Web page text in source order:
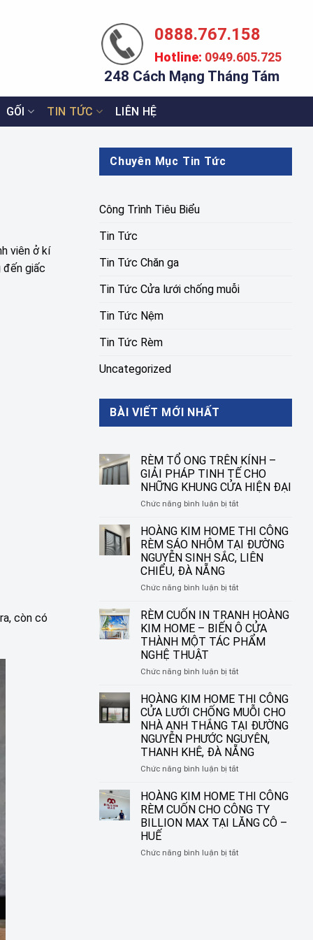
0888.767.158
Hotline: 0949.605.725
248 Cách Mạng Tháng Tám
GỐI TIN TỨC LIÊN HỆ
viên ở kí
đến giấc
còn có
Chuyên Mục Tin Tức
Công Trình Tiêu Biểu
Tin Tức
Tin Tức Chăn ga
Tin Tức Cửa lưới chống muỗi
Tin Tức Nệm
Tin Tức Rèm
Uncategorized
BÀI VIẾT MỚI NHẤT
RÈM TỔ ONG TRÊN KÍNH –
GIẢI PHÁP TINH TẾ CHO
NHỮNG KHUNG CỬA HIỆN ĐẠI
Chức năng bình luận bị tắtở
TỔ
ONG
TRÊN
KÍNH
GIẢI
TINH
TẾ
CHO
NHỮNG
CỬA
ĐẠI
HOÀNG KIM HOME THI CÔNG
RÈM SÁO NHÔM TẠI ĐƯỜNG
NGUYỄN SINH SẮC, LIÊN
CHIỂU, ĐÀ NẴNG
Chức năng bình luận bị tắtở
KIM
HOME
THI
CÔNG
SÁO
TẠI
ĐƯỜNG
NGUYỄN
SINH
SẮC,
LIÊN
CHIỂU,
RÈM CUỐN IN TRANH HOÀNG
KIM HOME – BIẾN Ô CỬA
THÀNH MỘT TÁC PHẨM
NGHỆ THUẬT
Chức năng bình luận bị tắtở
CUỐN
IN
TRANH
HOÀNG
KIM
HOME
–
Ô
CỬA
THÀNH
MỘT
PHẨM
HOÀNG KIM HOME THI CÔNG
CỬA LƯỚI CHỐNG MUỖI CHO
NHÀ ANH THẮNG TẠI ĐƯỜNG
NGUYỄN PHƯỚC NGUYÊN,
THANH KHÊ, ĐÀ NẴNG
Chức năng bình luận bị tắtở
KIM
HOME
THI
CÔNG
LƯỚI
HOÀNG KIM HOME THI CÔNG
RÈM CUỐN CHO CÔNG TY
BILLION MAX TẠI LĂNG CÔ –
HUẾ
Chức năng bình luận bị tắtở